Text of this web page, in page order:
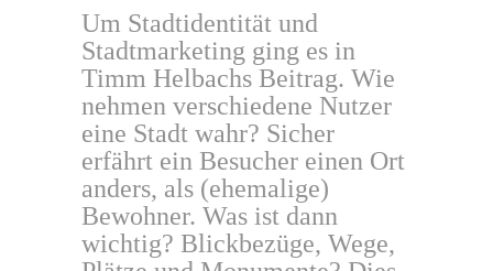
Um Stadtidentität und
Stadtmarketing ging es in
Timm Helbachs Beitrag. Wie
nehmen verschiedene Nutzer
eine Stadt wahr? Sicher
erfährt ein Besucher einen Ort
anders, als (ehemalige)
Bewohner. Was ist dann
wichtig? Blickbezüge, Wege,